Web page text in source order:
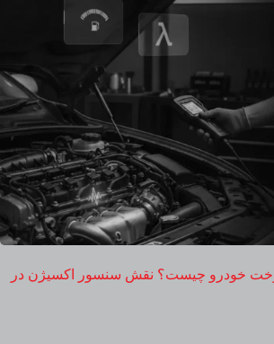
خودرو چیست؟ نقش سنسور اکسیژن در